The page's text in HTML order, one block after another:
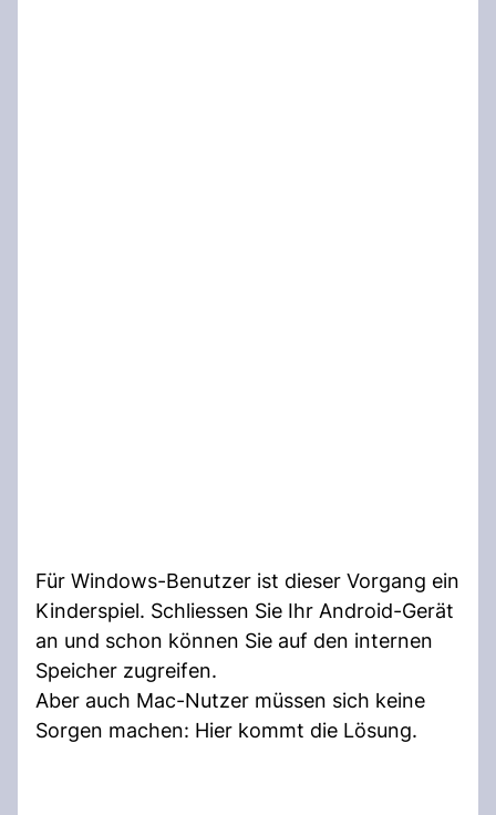
Für Windows-Benutzer ist dieser Vorgang ein
Kinderspiel. Schliessen Sie Ihr Android-Gerät
an und schon können Sie auf den internen
Speicher zugreifen.
Aber auch Mac-Nutzer müssen sich keine
Sorgen machen: Hier kommt die Lösung.